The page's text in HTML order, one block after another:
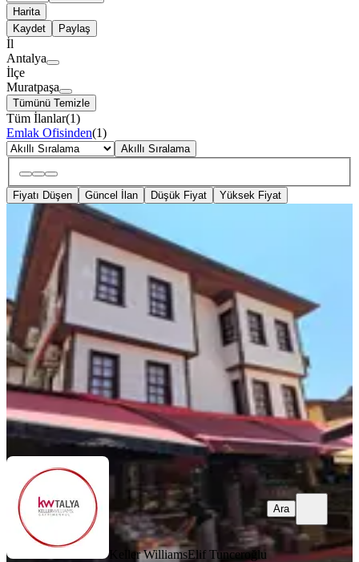
Harita
Kaydet
Paylaş
İl
Antalya
İlçe
Muratpaşa
Tümünü Temizle
Tüm İlanlar(1)
Emlak Ofisinden(1)
Akıllı Sıralama
Fiyatı Düşen Güncel İlan Düşük Fiyat Yüksek Fiyat
Antalya Kaleiçinde Kelepir Butik Otel
Ve Dükkanları
Muratpaşa, Selçuk Mahallesi
575 m²
14.08.2025
69.750.000 ₺ 75.750.000 ₺
Keller WilliamsElif Tunceroğlu
Ara
Keller WilliamsElif Tunceroğlu
Ara